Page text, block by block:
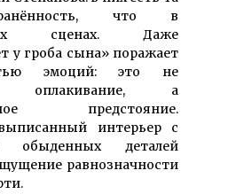
что в
сценах. Даже
у гроба сына» поражает
эмоций: это не
оплакивание, а
предстояние.
интерьер с
обыденных деталей
равнозначности